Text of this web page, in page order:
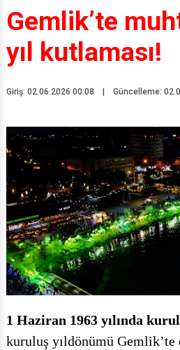
Gemlik’te
yıl kutlaması!
Giriş: 02.06.2026 00:08 |
Güncelleme:
1 Haziran 1963 yılında
kuruluş yıldönümü Gemlik’te